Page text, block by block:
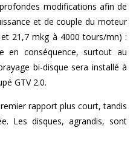
modifications afin de
et de couple du moteur
21,7 mkg à 4000 tours/mn) :
en conséquence, surtout au
bi-disque sera installé à
GTV 2.0.
rapport plus court, tandis
Les disques, agrandis, sont